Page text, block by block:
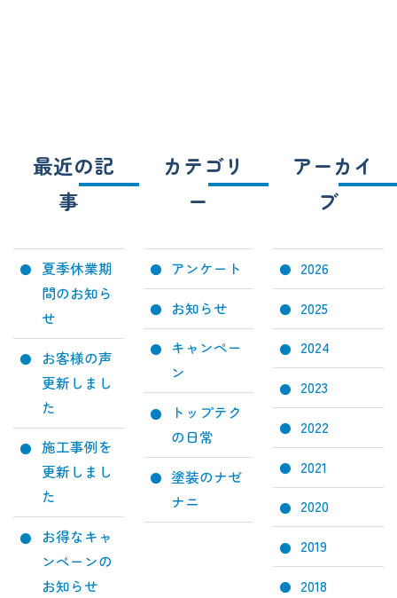
最近の記
事
夏季休業期
間のお知ら
せ
お客様の声
更新しまし
た
施工事例を
更新しまし
た
お得なキャ
ンペーンの
お知らせ
カテゴリ
ー
アンケート
お知らせ
キャンペー
ン
トップテク
の日常
塗装のナゼ
ナニ
アーカイ
ブ
2026
2025
2024
2023
2022
2021
2020
2019
2018